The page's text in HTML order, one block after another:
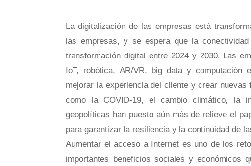
La digitalización de las empresas está
las empresas, y se espera que la
transformación digital entre 2024 y 2030. Las
IoT, robótica, AR/VR, big data y computación
mejorar la experiencia del cliente y crear
como la COVID-19, el cambio climático, la
geopolíticas han puesto aún más de relieve el
para garantizar la resiliencia y la continuidad de
Aumentar el acceso a Internet es uno de los
importantes beneficios sociales y económicos